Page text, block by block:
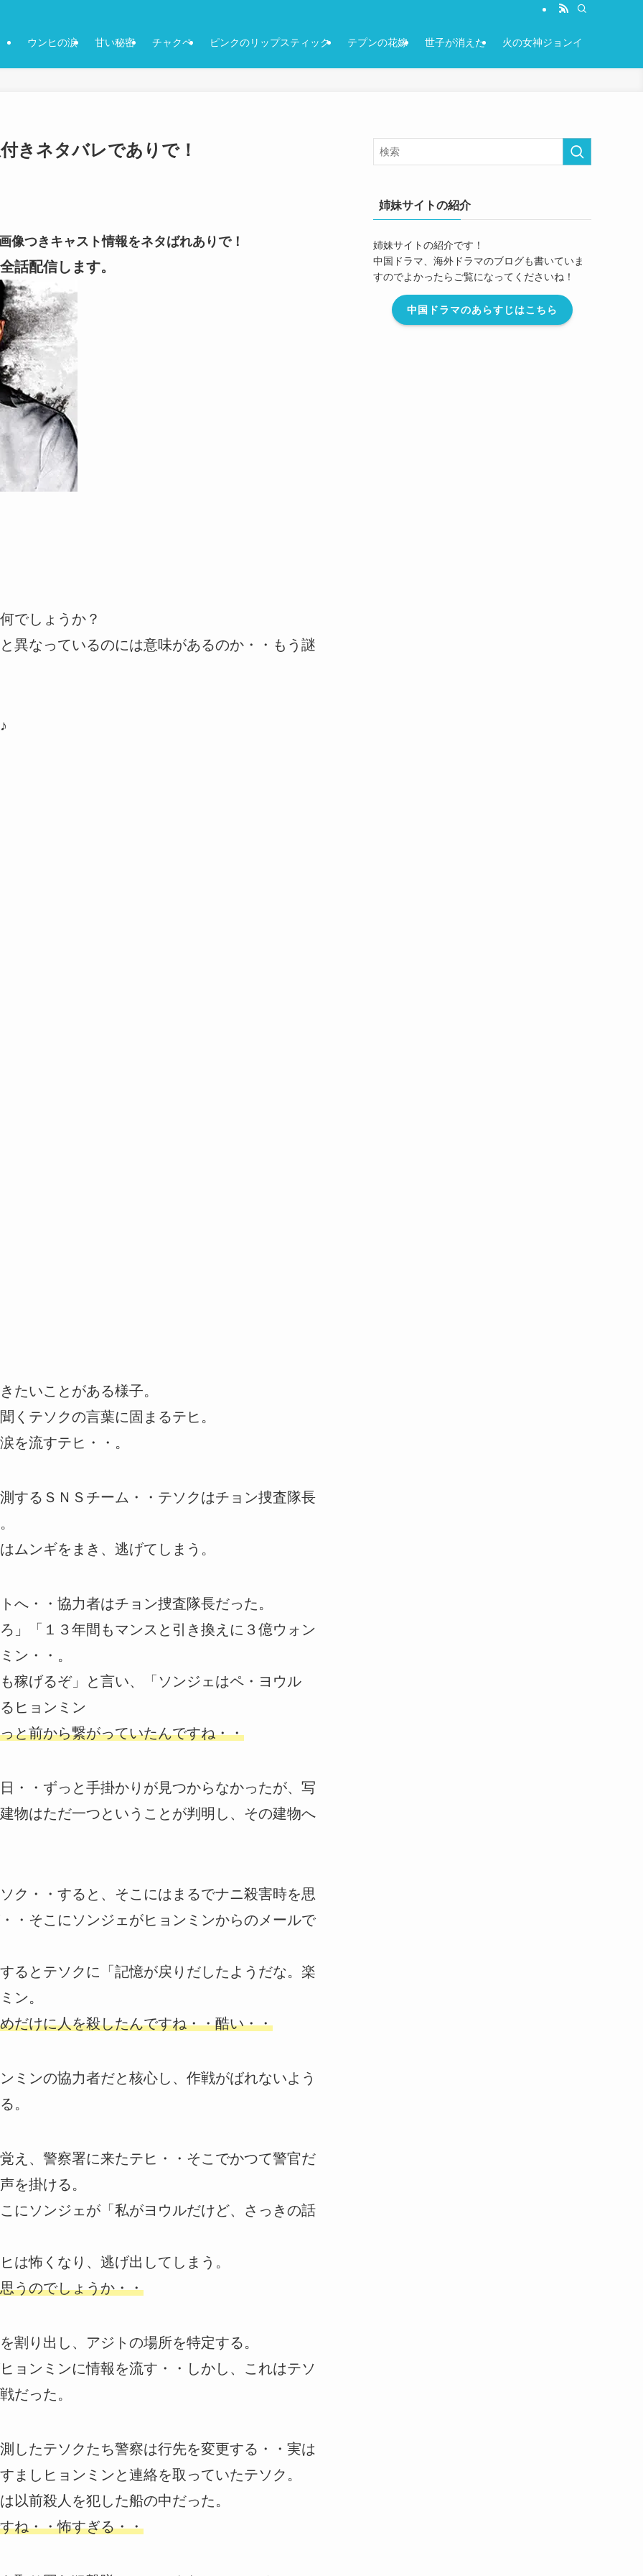
ウンヒの涙 甘い秘密 チャクペ ピンクのリップスティック テプンの花嫁 世子が消えた 火の女神ジョンイ
きネタバレでありで！
像つきキャスト情報をネタばれありで！
話配信します。
でしょうか？
異なっているのには意味があるのか・・もう謎
たいことがある様子。
くテソクの言葉に固まるテヒ。
を流すテヒ・・。
するＳＮＳチーム・・テソクはチョン捜査隊長
ムンギをまき、逃げてしまう。
へ・・協力者はチョン捜査隊長だった。
」「１３年間もマンスと引き換えに３億ウォン
ン・・。
稼げるぞ」と言い、「ソンジェはペ・ヨウル
ヒョンミン
と前から繋がっていたんですね・・
・・ずっと手掛かりが見つからなかったが、写
物はただ一つということが判明し、その建物へ
ク・・すると、そこにはまるでナニ殺害時を思
・そこにソンジェがヒョンミンからのメールで
るとテソクに「記憶が戻りだしたようだな。楽
ン。
だけに人を殺したんですね・・酷い・・
ミンの協力者だと核心し、作戦がばれないよう
。
え、警察署に来たテヒ・・そこでかつて警官だ
を掛ける。
にソンジェが「私がヨウルだけど、さっきの話
は怖くなり、逃げ出してしまう。
うのでしょうか・・
割り出し、アジトの場所を特定する。
ョンミンに情報を流す・・しかし、これはテソ
だった。
したテソクたち警察は行先を変更する・・実は
ましヒョンミンと連絡を取っていたテソク。
以前殺人を犯した船の中だった。
ね・・怖すぎる・・
姉妹サイトの紹介
姉妹サイトの紹介です！
中国ドラマ、海外ドラマのブログも書いていま
すのでよかったらご覧になってくださいね！
中国ドラマのあらすじはこちら